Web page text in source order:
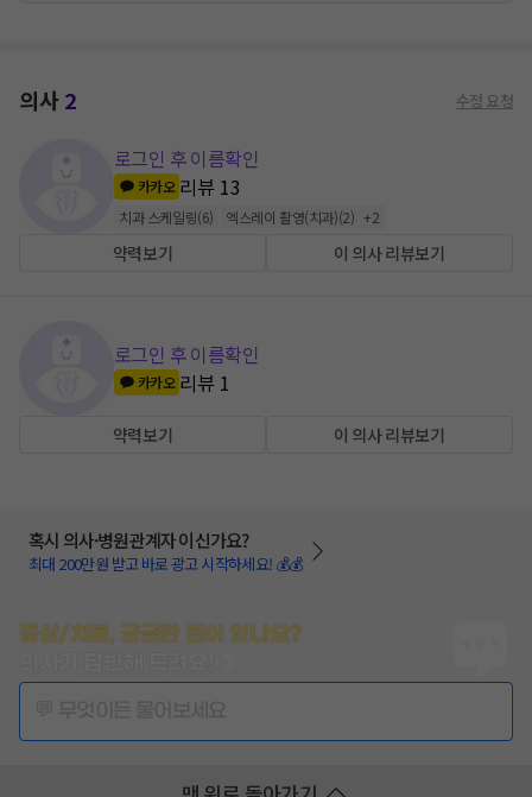
의사2 수정 요청
로그인 후 이름확인
카카오 리뷰 13
치과 스케일링(6) 엑스레이 촬영(치과)(2) +2
약력보기 이 의사 리뷰보기
로그인 후 이름확인
카카오 리뷰 1
약력보기 이 의사 리뷰보기
혹시 의사·병원관계자 이신가요?
최대 200만원 받고 바로 광고 시작하세요! 💰💰
증상/치료, 궁금한 점이 있나요?